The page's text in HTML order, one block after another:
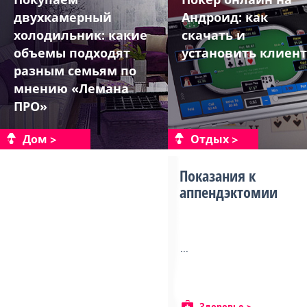
двухкамерный
холодильник: какие
объемы подходят
разным семьям по
мнению «Лемана
ПРО»
Дом
Андроид: как
скачать и
установить
Отдых
Показания к
аппендэктомии
...